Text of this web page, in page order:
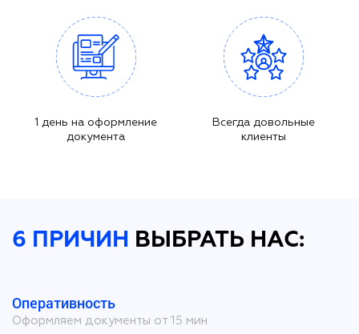
1 день на оформление
документа
Всегда довольные
клиенты
6 ПРИЧИН ВЫБРАТЬ НАС:
Оперативность
Оформляем документы от 15 мин